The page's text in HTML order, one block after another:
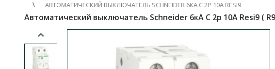
АВТОМАТИЧЕСКИЙ ВЫКЛЮЧАТЕЛЬ SCHNEIDER 6КА C 2P 10А RESI9
Автоматический выключатель Schneider 6кА C 2p 10А Resi9 (